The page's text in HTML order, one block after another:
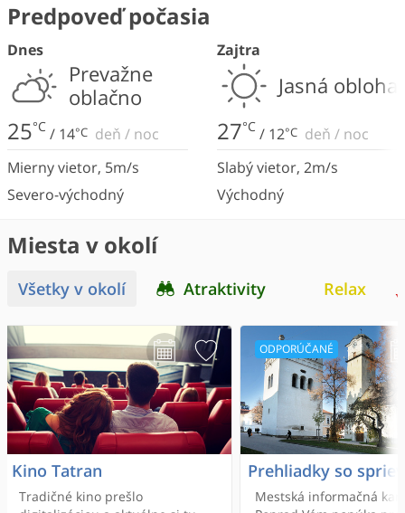
Predpoveď počasia
Dnes
Prevažne
oblačno
25°C / 14°C deň / noc
Mierny vietor, 5m/s
Severo-východný
Zajtra
Jasná obloha
27°C / 12°C deň / noc
Slabý vietor, 2m/s
Východný
Miesta v okolí
Všetky v okolí Atraktivity Relax
Kino Tatran
Tradičné kino prešlo
Prehliadky so
Mestská informačná
ODPORÚČANÉ